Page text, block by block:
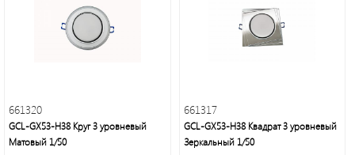
Современное
декоративное
освещение
661320
GCL-GX53-H38 Круг 3 уровневый
Матовый 1/50
661317
GCL-GX53-H38 Квадрат 3 уровневый
Зеркальный 1/50